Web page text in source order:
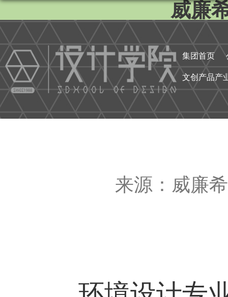
威廉
集团首页
文创产品产
来源：威廉